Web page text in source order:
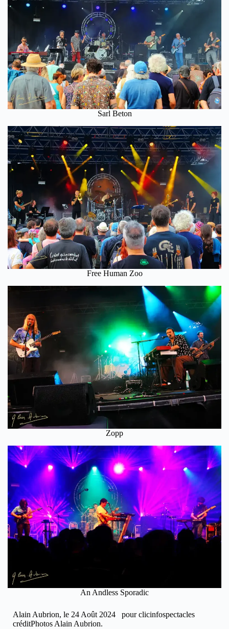
Sarl Beton
Free Human Zoo
Zopp
An Andless Sporadic
Alain Aubrion, le 24 Août 2024 pour clicinfospectacles
créditPhotos Alain Aubrion.